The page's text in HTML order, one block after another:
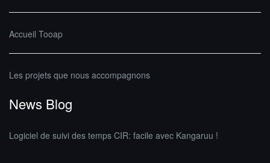
Accueil Tooap
Les projets que nous accompagnons
News Blog
Logiciel de suivi des temps CIR: facile avec Kangaruu !